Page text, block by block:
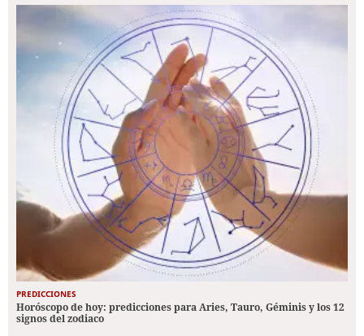
PREDICCIONES
Horóscopo de hoy: predicciones para Aries, Tauro, Géminis y los 12
signos del zodiaco